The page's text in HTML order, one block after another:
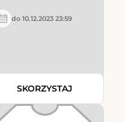
do 10.12.2023 23:59
SKORZYSTAJ